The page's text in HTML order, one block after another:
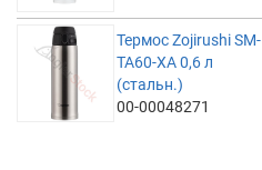
Термос Zojirushi SM-
TA60-XA 0,6 л
(стальн.)
00-00048271